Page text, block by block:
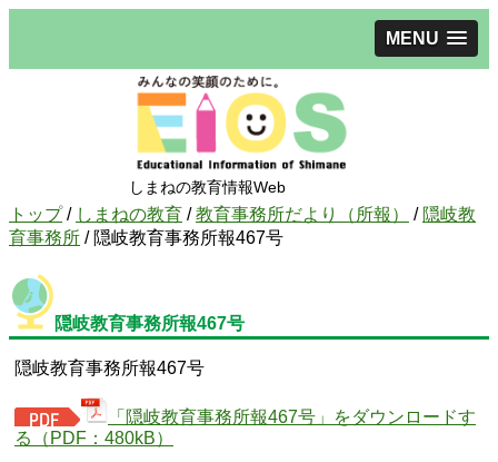
MENU
しまねの教育情報Web
現
在
位
置：
トップ/ しまねの教育 /教育事務所だより（所報） / 隠岐教
育事務所 / 隠岐教育事務所報467号
隠岐教育事務所報467号
隠岐教育事務所報467号
「隠岐教育事務所報467号」をダウンロードす
る（PDF：480kB）